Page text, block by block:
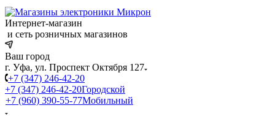
Интернет-магазин
и сеть розничных магазинов
Ваш город
г. Уфа, ул. Проспект Октября 127
+7 (347) 246-42-20
+7 (347) 246-42-20Городской
+7 (960) 390-55-77Мобильный